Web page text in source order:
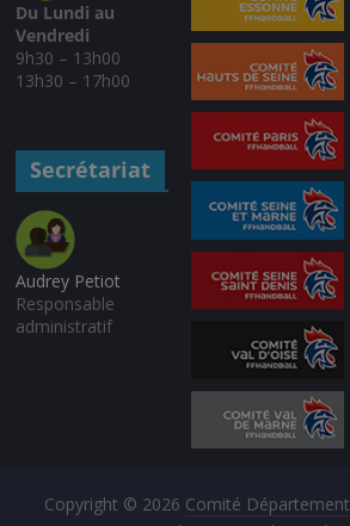
Du Lundi au
Vendredi
9h30 – 13h00
13h30 – 17h00
Secrétariat
Audrey Petiot
Responsable
administratif
Copyright © 2026 Comité